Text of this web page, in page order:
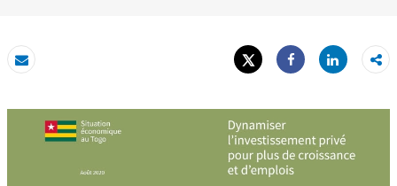
Email
Tweet
Share
Share